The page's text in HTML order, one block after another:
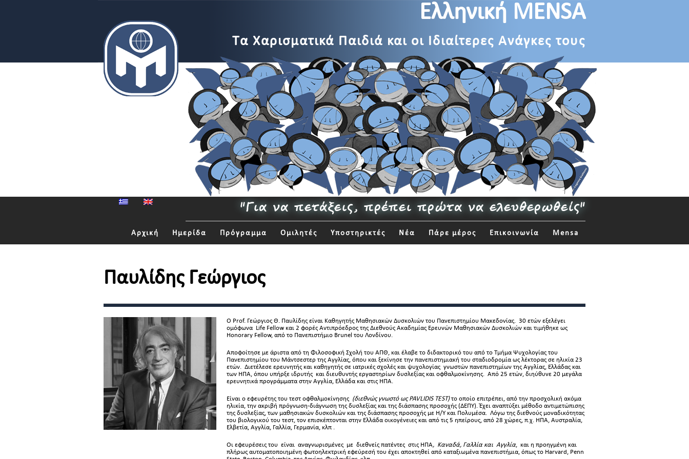
MENSA
Ελληνική MENSA
Τα Χαρισματικά Παιδιά και οι Ιδιαίτερες Ανάγκες τους
Μουσικής
Αθηνών
"Για να πετάξεις, πρέπει πρώτα να ελευθερωθείς"
Αρχική Ημερίδα Πρόγραμμα Ομιλητές Υποστηρικτές Νέα Πάρε μέρος Επικοινωνία Mensa
Παυλίδης Γεώργιος
Ο Prof. Γεώργιος Θ. Παυλίδης είναι Καθηγητής Μαθησιακών Δυσκολιών του Πανεπιστημίου Μακεδονίας. 30 ετών εξελέγει
ομόφωνα Life Fellow και 2 φορές Αντιπρόεδρος της Διεθνούς Ακαδημίας Ερευνών Μαθησιακών Δυσκολιών και τιμήθηκε ως
Honorary Fellow, από το Πανεπιστήμιο Brunel του Λονδίνου.
Αποφοίτησε με άριστα από τη Φιλοσοφική Σχολή του ΑΠΘ, και έλαβε το διδακτορικό του από το Τμήμα Ψυχολογίας του
Πανεπιστημίου του Μάντσεστερ της Αγγλίας, όπου και ξεκίνησε την πανεπιστημιακή του σταδιοδρομία ως λέκτορας σε ηλικία 23
ετών. Διετέλεσε ερευνητής και καθηγητής σε ιατρικές σχολές και ψυχολογίας γνωστών πανεπιστημίων της Αγγλίας, Ελλάδας και
των ΗΠΑ, όπου υπήρξε ιδρυτής και διευθυντής εργαστηρίων δυσλεξίας και οφθαλμοκίνησης. Από 25 ετών, διηύθυνε 20 μεγάλα
ερευνητικά προγράμματα στην Αγγλία, Ελλάδα και στις ΗΠΑ.
Είναι ο εφευρέτης του τεστ οφθαλμοκίνησης (διεθνώς γνωστό ως PAVLIDIS TEST)το οποίο επιτρέπει, από την προσχολική ακόμα
ηλικία, την ακριβή πρόγνωση-διάγνωση της δυσλεξίας και της διάσπασης προσοχής (ΔΕΠΥ). Έχει αναπτύξει μέθοδο αντιμετώπισης
της δυσλεξίας, των μαθησιακών δυσκολιών και της διάσπασης προσοχής με Η/Υ και Πολυμέσα. Λόγω της διεθνούς μοναδικότητας
του βιολογικού του τεστ, τον επισκέπτονται στην Ελλάδα οικογένειες και από τις 5 ηπείρους, από 28 χώρες, π.χ. ΗΠΑ, Αυστραλία,
Ελβετία, Αγγλία, Γαλλία, Γερμανία, κλπ .
Οι εφευρέσεις του είναι αναγνωρισμένες με διεθνείς πατέντες στις ΗΠΑ, Καναδά, Γαλλία και Αγγλία , και η προηγμένη και
πλήρως αυτοματοποιημένη φωτοηλεκτρική εφεύρεσή του έχει αποκτηθεί από καταξιωμένα πανεπιστήμια, όπως το Harvard, Penn